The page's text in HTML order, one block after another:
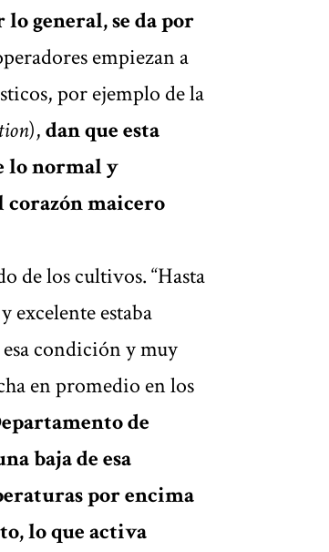
general, se da por
empiezan a
por ejemplo de la
),dan que esta
lo normal y
corazón maicero
de los cultivos. “Hasta
excelente estaba
condición y muy
en promedio en los
de
baja de esa
por encima
lo que activa